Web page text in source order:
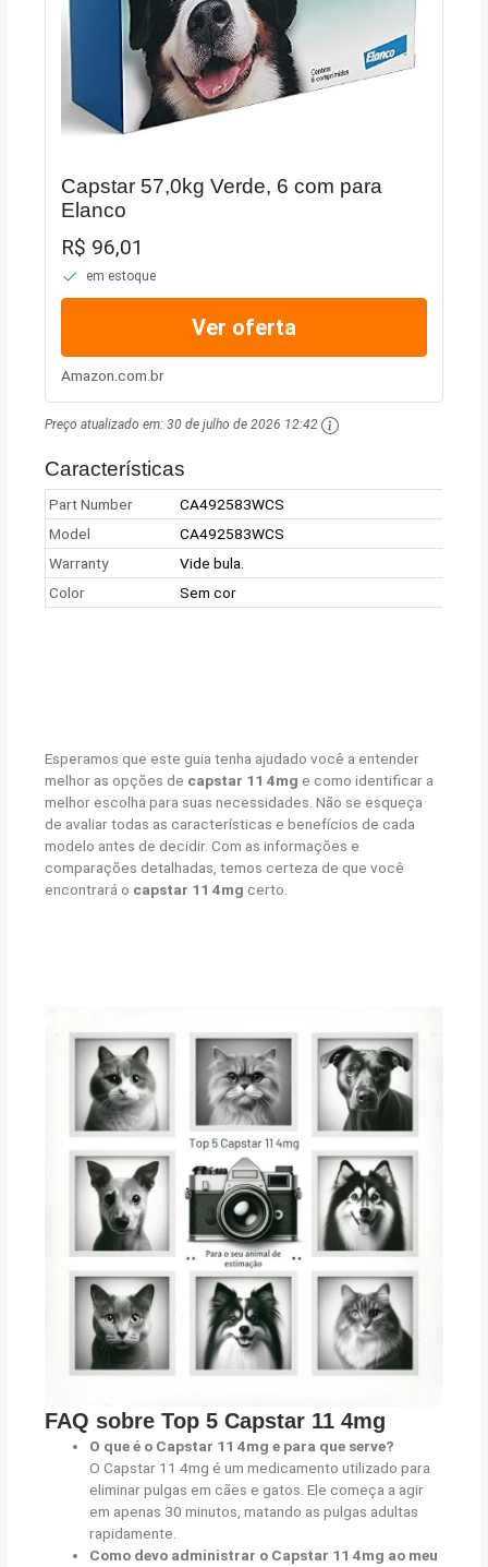
Capstar 57,0kg Verde, 6 com para
Elanco
R$ 96,01
em estoque
Ver oferta
Amazon.com.br
Preço atualizado em:30 de julho de 2026 12:42
Características
Part Number
CA492583WCS
Model
CA492583WCS
Warranty
Vide bula.
Color
Sem cor
Esperamos que este guia tenha ajudado você a entender
melhor as opções de capstar 11 4mg e como identificar a
melhor escolha para suas necessidades. Não se esqueça
de avaliar todas as características e benefícios de cada
modelo antes de decidir. Com as informações e
comparações detalhadas, temos certeza de que você
encontrará o capstar 11 4mg certo.
FAQ sobre Top 5 Capstar 11 4mg
O que é o Capstar 11 4mg e para que serve?
O Capstar 11 4mg é um medicamento utilizado para
eliminar pulgas em cães e gatos. Ele começa a agir
em apenas 30 minutos, matando as pulgas adultas
rapidamente.
Como devo administrar o Capstar 11 4mg ao meu